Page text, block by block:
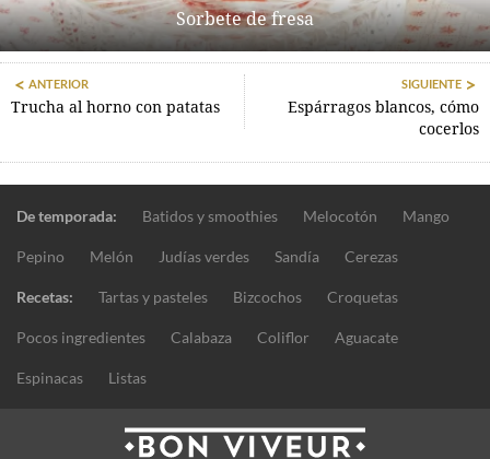
Sorbete de fresa
ANTERIOR
Trucha al horno con patatas
SIGUIENTE
Espárragos blancos, cómo
cocerlos
De temporada: Batidos y smoothies Melocotón Mango
Pepino Melón Judías verdes Sandía Cerezas
Recetas: Tartas y pasteles Bizcochos Croquetas
Pocos ingredientes Calabaza Coliflor Aguacate
Espinacas Listas